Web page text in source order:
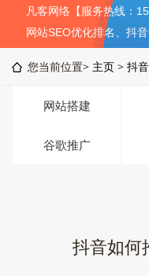
凡客网络【服务热线：
网站SEO优化排名、抖
您当前位置> 主页 > 抖
网站搭建
谷歌推广
抖音如何